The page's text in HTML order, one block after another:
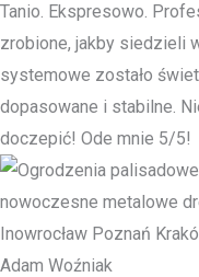
Tanio. Ekspresowo.
zrobione, jakby siedzieli
systemowe zostało
dopasowane i stabilne.
doczepić! Ode mnie 5/5!
Adam Woźniak